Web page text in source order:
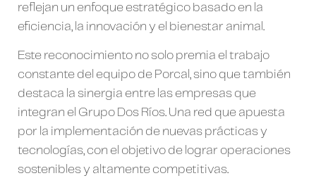
reflejan un enfoque estratégico basado en la
eficiencia, la innovación y el bienestar animal.
Este reconocimiento no solo premia el trabajo
constante del equipo de Porcal, sino que también
destaca la sinergia entre las empresas que
integran el Grupo Dos Ríos. Una red que apuesta
por la implementación de nuevas prácticas y
tecnologías, con el objetivo de lograr operaciones
sostenibles y altamente competitivas.